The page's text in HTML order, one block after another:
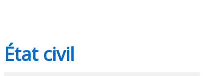
État civil